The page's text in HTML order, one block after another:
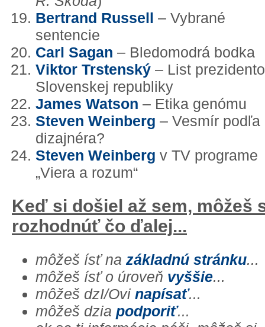
Bertrand Russell – Vybrané
sentencie
Carl Sagan – Bledomodrá bodka
Viktor Trstenský – List
Slovenskej republiky
James Watson – Etika genómu
Steven Weinberg – Vesmír podľa
dizajnéra?
Steven Weinberg v TV programe
„Viera a rozum“
Keď si došiel až sem, môžeš
rozhodnúť čo ďalej...
môžeš ísť na základnú stránku...
môžeš ísť o úroveň vyššie...
môžeš dzI/Ovi napísať...
môžeš dzia podporiť...